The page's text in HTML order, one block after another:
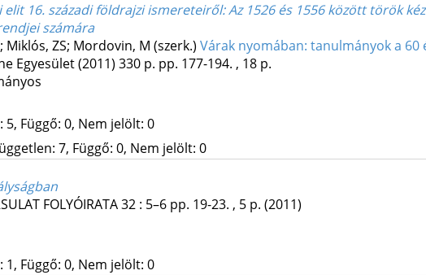
16. századi földrajzi ismereteiről: Az 1526 és 1556 között török
számára
Miklós, ZS; Mordovin, M (szerk.) Várak nyomában: tanulmányok a 60
Egyesület(2011) 330 p. pp. 177-194. , 18 p.
5, Függő: 0, Nem jelölt: 0
7, Függő: 0, Nem jelölt: 0
FOLYÓIRATA32: 5–6 pp. 19-23. , 5 p. (2011)
1, Függő: 0, Nem jelölt: 0